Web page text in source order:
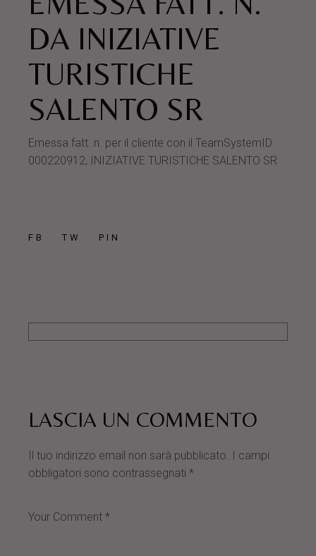
DA INIZIATIVE
TURISTICHE
SALENTO SR
Emessa fatt. n. per il cliente con il TeamSystemID
000220912, INIZIATIVE TURISTICHE SALENTO SR
FB TW PIN
LASCIA UN COMMENTO
Il tuo indirizzo email non sarà pubblicato. I campi
obbligatori sono contrassegnati*